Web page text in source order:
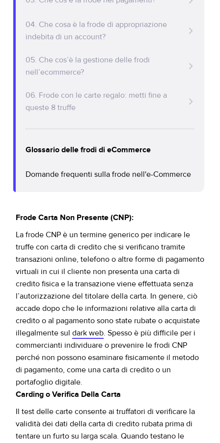
Policy Protect
Events
04. Che cosa è la frode di appropriazione
indebita di un account?
05. Che cos’è la gestione delle frodi
nell’ecommerce?
06. Frode con le carte regalo: metti fine a
queste 8 truffe
Glossario delle frodi di eCommerce
Domande frequenti sulla frode nell'e-Commerce
Frode Carta Non Presente (CNP):
La frode CNP è un termine generico per indicare le
truffe con carta di credito che si verificano tramite
transazioni online, telefono o altre forme di pagamento
virtuali in cui il cliente non presenta una carta di
credito fisica e la transazione viene effettuata senza
l’autorizzazione del titolare della carta. In genere, ciò
accade dopo che le informazioni relative alla carta di
credito o al pagamento sono state rubate o acquistate
illegalmente sul dark web. Spesso è più difficile per i
commercianti individuare o prevenire le frodi CNP
perché non possono esaminare fisicamente il metodo
di pagamento, come una carta di credito o un
portafoglio digitale.
Carding o Verifica Della Carta
Il test delle carte consente ai truffatori di verificare la
validità dei dati della carta di credito rubata prima di
tentare un furto su larga scala. Quando testano le